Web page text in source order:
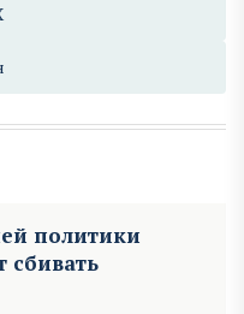
политики
сбивать